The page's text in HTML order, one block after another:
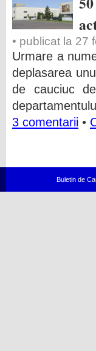
• publicat la 27
Urmare a
deplasarea
de cauciuc
3 comentarii •
Buletin de